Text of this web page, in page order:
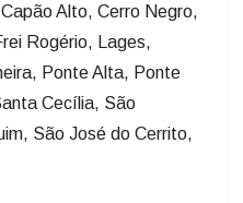
Alto, Cerro Negro,
Rogério, Lages,
Ponte Alta, Ponte
Cecília, São
São José do Cerrito,